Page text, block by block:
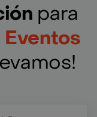
para